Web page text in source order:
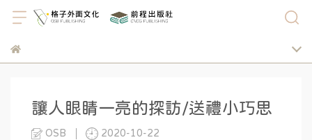
讓人眼睛一亮的探訪/送禮小巧思
OSB 2020-10-22